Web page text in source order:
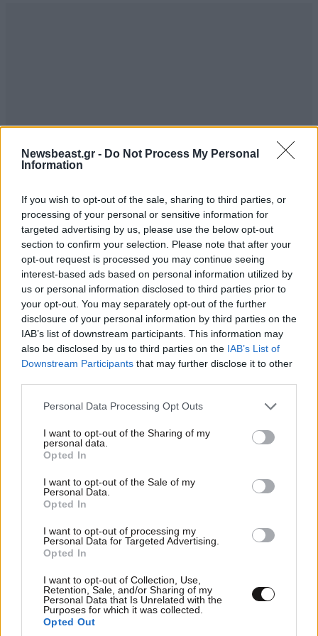
Newsbeast.gr - Do Not Process My Personal
Information
If you wish to opt-out of the sale, sharing to third parties, or
processing of your personal or sensitive information for
targeted advertising by us, please use the below opt-out
section to confirm your selection. Please note that after your
opt-out request is processed you may continue seeing
interest-based ads based on personal information utilized by
us or personal information disclosed to third parties prior to
your opt-out. You may separately opt-out of the further
disclosure of your personal information by third parties on the
IAB’s list of downstream participants. This information may
also be disclosed by us to third parties on the IAB’s List of
Downstream Participants that may further disclose it to other
Please note that this website/app uses one or more Google
not limited to your visit or usage behaviour. You may click to
grant or deny consent to Google and its third-party tags to
use your data for below specified purposes in below Google
consent section.
Personal Data Processing Opt Outs
I want to opt-out of the Sharing of my
personal data.
Opted In
I want to opt-out of the Sale of my
Personal Data.
Opted In
I want to opt-out of processing my
Personal Data for Targeted Advertising.
Opted In
I want to opt-out of Collection, Use,
Retention, Sale, and/or Sharing of my
Personal Data that Is Unrelated with the
Purposes for which it was collected.
Opted Out
Την βλέπω από πάνω ...παίρνει ουσίες για να προκαλεί
συμπτώματα στον εαυτό της...
Ντροπή 27·02·2026 14:02
Στην δικηγόρο της που είναι και γυναίκα..ρε σας
δουλεύει κάνει στον εαυτό της ότι έκανε στα παιδιά
της...